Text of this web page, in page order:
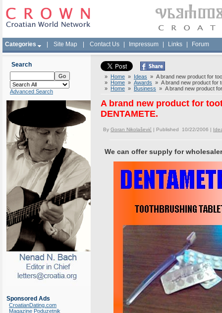
Categories Site Map Contact Us Impressum Links Forum
Search
Advanced Search
Sponsored Ads
CroatianDating.com
Magazine Poduzetnik
» Home » Ideas » A brand new product for
» Home » Awards » A brand new product for
» Home » Business » A brand new product
A brand new product for
DENTAMETE.
By Goran Nikolašević | Published 10/22/2006 |
We can offer supply for